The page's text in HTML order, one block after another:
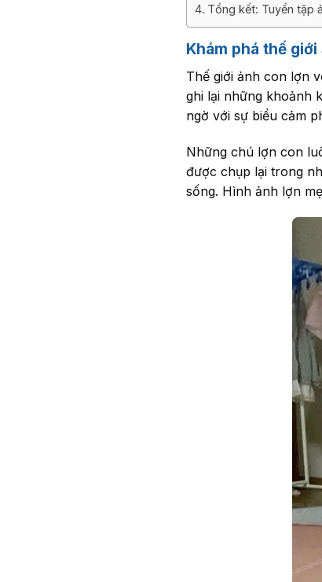
Tổng kết: Tuyển tập
Khám phá thế
Thế giới ảnh con lợn
ghi lại những khoảnh
ngờ với sự biểu cảm
Những chú lợn con
được chụp lại trong
sống. Hình ảnh lợn